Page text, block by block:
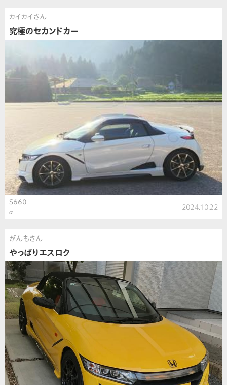
カイカイさん
究極のセカンドカー
S660
α
2024.10.22
がんもさん
やっぱりエスロク